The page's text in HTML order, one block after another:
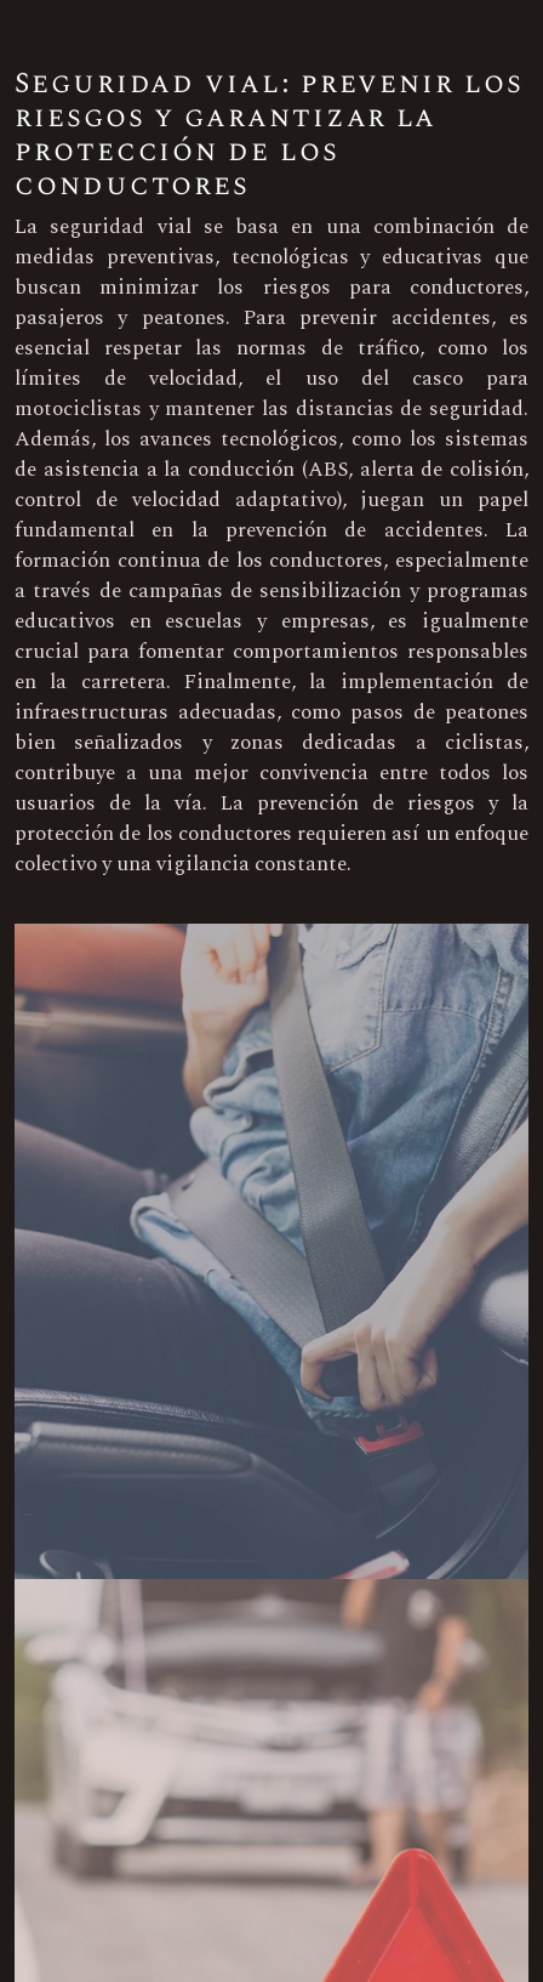
Seguridad vial: prevenir los
riesgos y garantizar la
protección de los
conductores
La seguridad vial se basa en una combinación de
medidas preventivas, tecnológicas y educativas que
buscan minimizar los riesgos para conductores,
pasajeros y peatones. Para prevenir accidentes, es
esencial respetar las normas de tráfico, como los
límites de velocidad, el uso del casco para
motociclistas y mantener las distancias de seguridad.
Además, los avances tecnológicos, como los sistemas
de asistencia a la conducción (ABS, alerta de colisión,
control de velocidad adaptativo), juegan un papel
fundamental en la prevención de accidentes. La
formación continua de los conductores, especialmente
a través de campañas de sensibilización y programas
educativos en escuelas y empresas, es igualmente
crucial para fomentar comportamientos responsables
en la carretera. Finalmente, la implementación de
infraestructuras adecuadas, como pasos de peatones
bien señalizados y zonas dedicadas a ciclistas,
contribuye a una mejor convivencia entre todos los
usuarios de la vía. La prevención de riesgos y la
protección de los conductores requieren así un enfoque
colectivo y una vigilancia constante.